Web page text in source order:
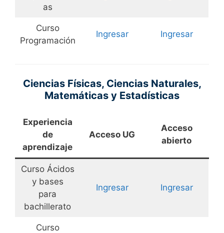
as
Curso
Programación
Ingresar Ingresar
Ciencias Físicas, Ciencias Naturales,
Matemáticas y Estadísticas
Experiencia
de
aprendizaje
Acceso UG
Acceso
abierto
Curso Ácidos
y bases
para
bachillerato
Ingresar Ingresar
Curso